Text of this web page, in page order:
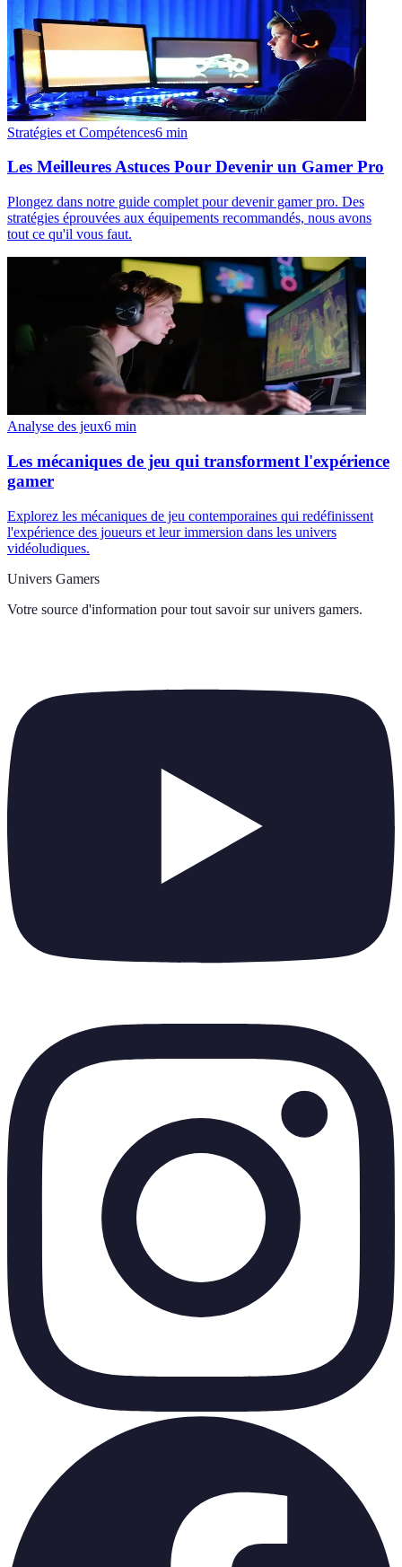
Stratégies et Compétences6 min
Les Meilleures Astuces Pour Devenir un Gamer Pro
Plongez dans notre guide complet pour devenir gamer pro. Des
stratégies éprouvées aux équipements recommandés, nous avons
tout ce qu'il vous faut.
Analyse des jeux6 min
Les mécaniques de jeu qui transforment l'expérience
gamer
Explorez les mécaniques de jeu contemporaines qui redéfinissent
l'expérience des joueurs et leur immersion dans les univers
vidéoludiques.
Univers Gamers
Votre source d'information pour tout savoir sur univers gamers.